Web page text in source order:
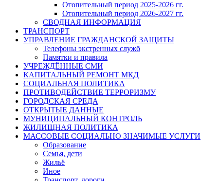
Отопительный период 2025-2026 гг.
Отопительный период 2026-2027 гг.
СВОДНАЯ ИНФОРМАЦИЯ
ТРАНСПОРТ
УПРАВЛЕНИЕ ГРАЖДАНСКОЙ ЗАЩИТЫ
Телефоны экстренных служб
Памятки и правила
УЧРЕЖДЁННЫЕ СМИ
КАПИТАЛЬНЫЙ РЕМОНТ МКД
СОЦИАЛЬНАЯ ПОЛИТИКА
ПРОТИВОДЕЙСТВИЕ ТЕРРОРИЗМУ
ГОРОДСКАЯ СРЕДА
ОТКРЫТЫЕ ДАННЫЕ
МУНИЦИПАЛЬНЫЙ КОНТРОЛЬ
ЖИЛИЩНАЯ ПОЛИТИКА
МАССОВЫЕ СОЦИАЛЬНО ЗНАЧИМЫЕ УСЛУГИ
Образование
Семья, дети
Жильё
Иное